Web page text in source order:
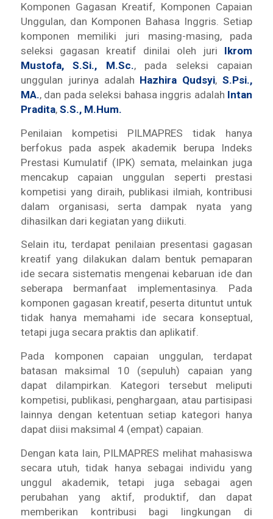
Komponen Gagasan Kreatif, Komponen Capaian
Unggulan, dan Komponen Bahasa Inggris. Setiap
komponen memiliki juri masing-masing, pada
seleksi gagasan kreatif dinilai oleh juri Ikrom
Mustofa, S.Si., M.Sc., pada seleksi capaian
unggulan jurinya adalah Hazhira Qudsyi,S.Psi.,
MA., dan pada seleksi bahasa inggris adalah Intan
Pradita, S.S., M.Hum.
Penilaian kompetisi PILMAPRES tidak hanya
berfokus pada aspek akademik berupa Indeks
Prestasi Kumulatif (IPK) semata, melainkan juga
mencakup capaian unggulan seperti prestasi
kompetisi yang diraih, publikasi ilmiah, kontribusi
dalam organisasi, serta dampak nyata yang
dihasilkan dari kegiatan yang diikuti.
Selain itu, terdapat penilaian presentasi gagasan
kreatif yang dilakukan dalam bentuk pemaparan
ide secara sistematis mengenai kebaruan ide dan
seberapa bermanfaat implementasinya. Pada
komponen gagasan kreatif, peserta dituntut untuk
tidak hanya memahami ide secara konseptual,
tetapi juga secara praktis dan aplikatif.
Pada komponen capaian unggulan, terdapat
batasan maksimal 10 (sepuluh) capaian yang
dapat dilampirkan. Kategori tersebut meliputi
kompetisi, publikasi, penghargaan, atau partisipasi
lainnya dengan ketentuan setiap kategori hanya
dapat diisi maksimal 4 (empat) capaian.
Dengan kata lain, PILMAPRES melihat mahasiswa
secara utuh, tidak hanya sebagai individu yang
unggul akademik, tetapi juga sebagai agen
perubahan yang aktif, produktif, dan dapat
memberikan kontribusi bagi lingkungan di